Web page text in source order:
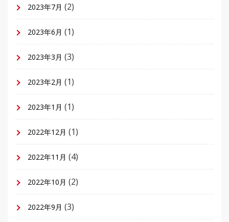
2023年7月 (2)
2023年6月 (1)
2023年3月 (3)
2023年2月 (1)
2023年1月 (1)
2022年12月 (1)
2022年11月 (4)
2022年10月 (2)
2022年9月 (3)